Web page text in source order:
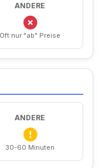
ANDERE
Oft nur "ab" Preise
ANDERE
30-60 Minuten